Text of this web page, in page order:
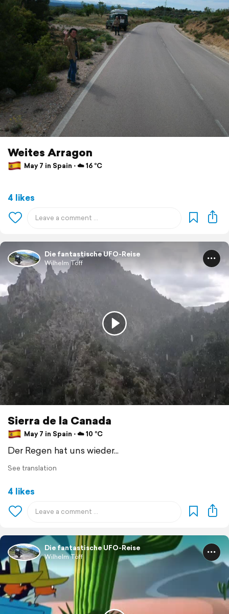
Weites Arragon
May 7 in Spain ⋅ ☁️ 16 °C
4 likes
Die fantastische UFO-Reise
Wilhelm Töff
Sierra de la Canada
May 7 in Spain ⋅ ☁️ 10 °C
Der Regen hat uns wieder...
See translation
4 likes
Die fantastische UFO-Reise
Wilhelm Töff